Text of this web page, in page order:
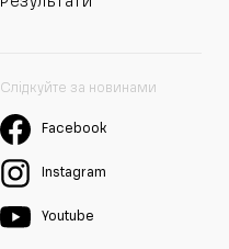
Слідкуйте за новинами
Facebook
Instagram
Youtube